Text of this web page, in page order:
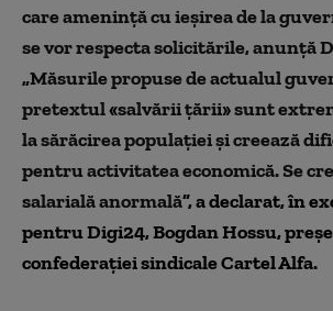
care amenință cu ieșirea de la
se vor respecta solicitările, anunță
„Măsurile propuse de actualul
pretextul«salvării țării»sunt
la sărăcirea populației și creează
pentru activitatea economică. Se
salarială anormală”, a declarat, în
pentru Digi24, Bogdan Hossu,
confederației sindicale Cartel Alfa.